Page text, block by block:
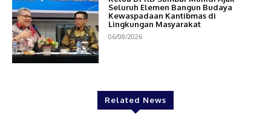
Seluruh Elemen Bangun Budaya
Kewaspadaan Kantibmas di
Lingkungan Masyarakat
06/08/2026
Related News